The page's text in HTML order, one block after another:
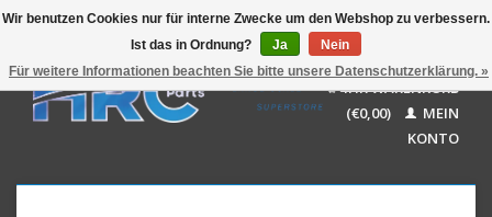
GBP
USD
AUD
Deutsch
English
IHR WARENKORB
(€0,00)
MEIN
KONTO
Wir benutzen Cookies nur für interne Zwecke um den Webshop zu verbessern.
Ist das in Ordnung?
Ja
Nein
Für weitere Informationen beachten Sie bitte unsere Datenschutzerklärung. »